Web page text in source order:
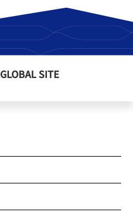
GLOBAL SITE